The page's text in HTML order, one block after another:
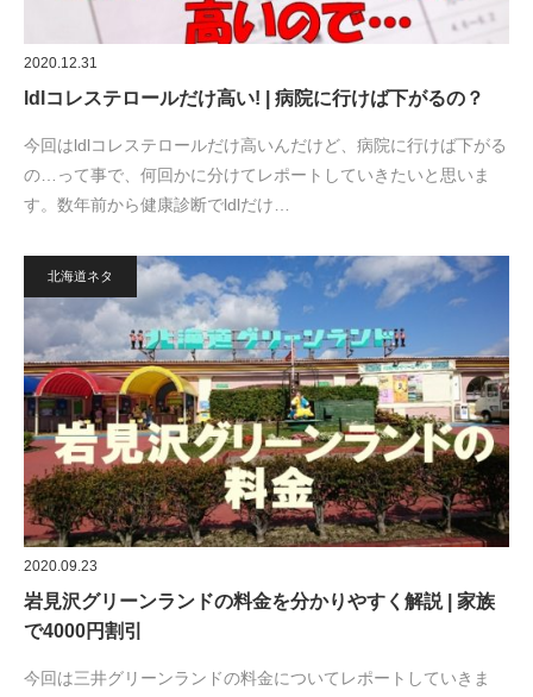
2020.12.31
ldlコレステロールだけ高い! | 病院に行けば下がるの？
今回はldlコレステロールだけ高いんだけど、病院に行けば下がる
の…って事で、何回かに分けてレポートしていきたいと思いま
す。数年前から健康診断でldlだけ…
北海道ネタ
2020.09.23
岩見沢グリーンランドの料金を分かりやすく解説 | 家族
で4000円割引
今回は三井グリーンランドの料金についてレポートしていきま